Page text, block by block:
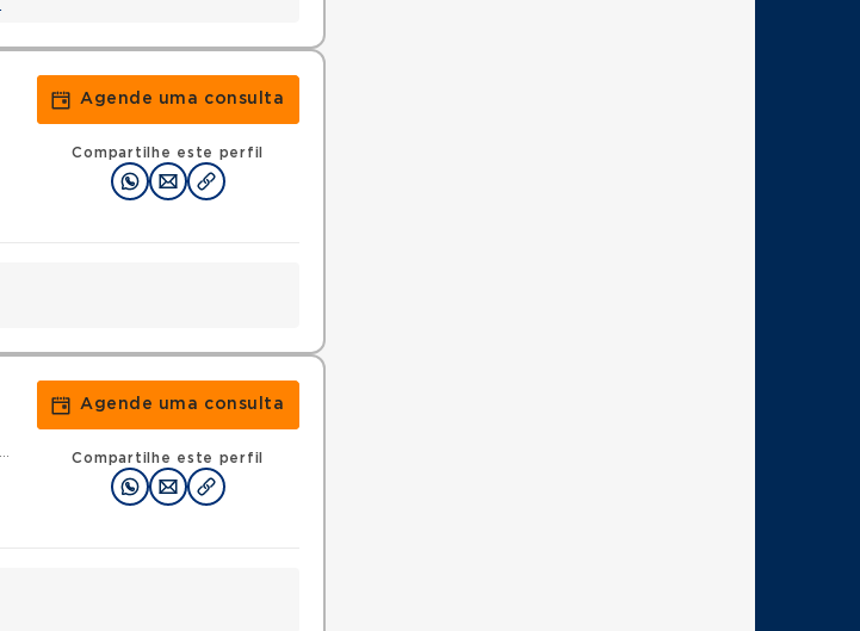
Agende uma consulta
Compartilhe este perfil
Agende uma consulta
Compartilhe este perfil